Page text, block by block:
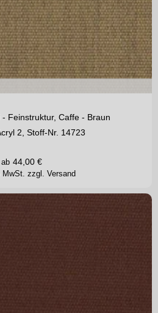
Feinstruktur, Caffe - Braun
2, Stoff-Nr. 14723
zzgl. Versand
ab 44,00€